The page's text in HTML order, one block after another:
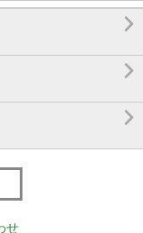



せ